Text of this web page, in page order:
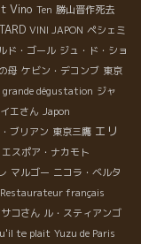
Vino Ten 勝山晋作死去
VINI JAPON ペシェミ
ド・ゴール ジュ・ド・ショ
母 ケビン・デコンブ 東京
grande dégustation ジャ
エさん Japon
ブリアン 東京三鷹 エリ
エスポア・ナカモト
マルゴー ニコラ・ベルタ
Restaurateur français
コさん ル・スティアンゴ
te plait Yuzu de Paris